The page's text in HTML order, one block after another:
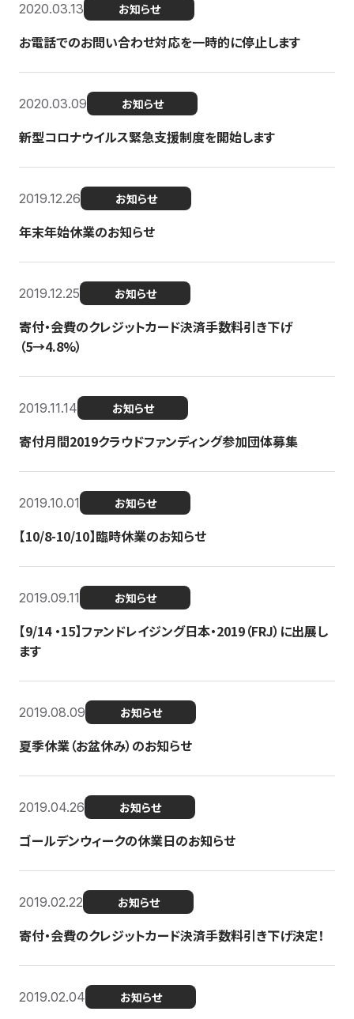
2020.03.13 お知らせ
お電話でのお問い合わせ対応を一時的に停止します
2020.03.09 お知らせ
新型コロナウイルス緊急支援制度を開始します
2019.12.26 お知らせ
年末年始休業のお知らせ
2019.12.25 お知らせ
寄付・会費のクレジットカード決済手数料引き下げ
（5→4.8%）
2019.11.14 お知らせ
寄付月間2019クラウドファンディング参加団体募集
2019.10.01 お知らせ
【10/8-10/10】臨時休業のお知らせ
2019.09.11 お知らせ
【9/14 ・15】ファンドレイジング日本・2019（FRJ）に出展し
ます
2019.08.09 お知らせ
夏季休業（お盆休み）のお知らせ
2019.04.26 お知らせ
ゴールデンウィークの休業日のお知らせ
2019.02.22 お知らせ
寄付・会費のクレジットカード決済手数料引き下げ決定！
2019.02.04 お知らせ